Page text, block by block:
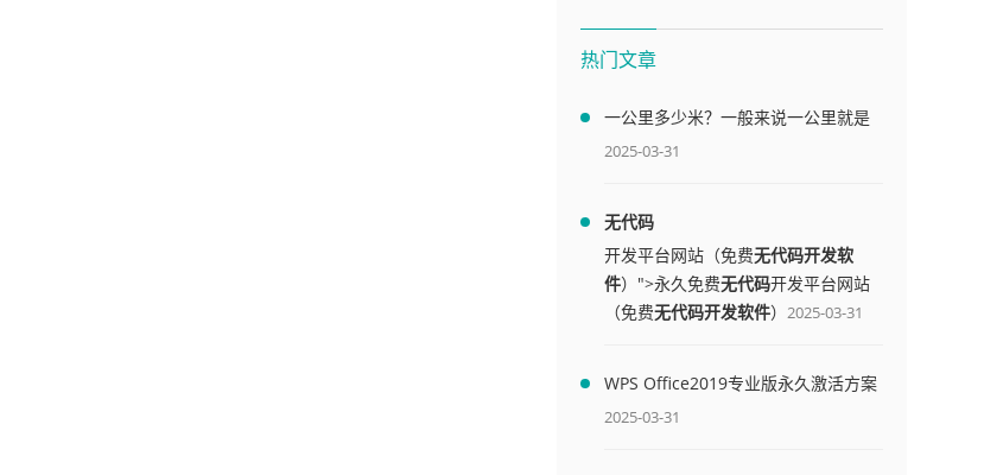
热门文章
一公里多少米？一般来说一公里就是
1000米
2025-03-31
无代码
开发平台网站（免费无代码开发软
件）">永久免费无代码开发平台网站
（免费无代码开发软件） 2025-03-31
WPS Office2019专业版永久激活方案
(附终身授权序列号)
2025-03-31